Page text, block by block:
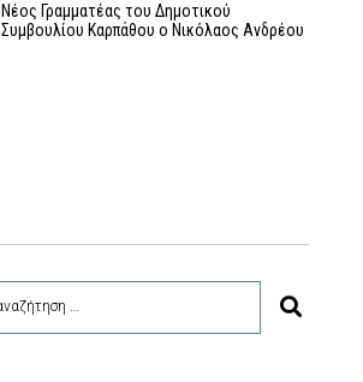
Νέος Γραμματέας του Δημοτικού
Συμβουλίου Καρπάθου ο Νικόλαος Ανδρέου